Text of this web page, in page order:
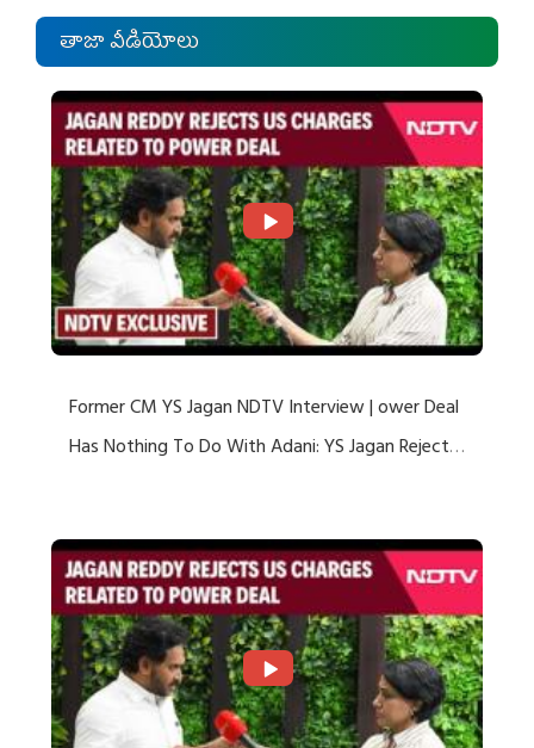
తాజా వీడియోలు
Former CM YS Jagan NDTV Interview | ower Deal
Has Nothing To Do With Adani: YS Jagan Rejects